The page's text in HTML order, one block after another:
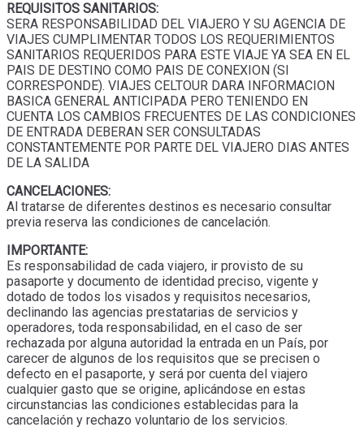
REQUISITOS SANITARIOS:
SERA RESPONSABILIDAD DEL VIAJERO Y SU AGENCIA DE
VIAJES CUMPLIMENTAR TODOS LOS REQUERIMIENTOS
SANITARIOS REQUERIDOS PARA ESTE VIAJE YA SEA EN EL
PAIS DE DESTINO COMO PAIS DE CONEXION (SI
CORRESPONDE). VIAJES CELTOUR DARA INFORMACION
BASICA GENERAL ANTICIPADA PERO TENIENDO EN
CUENTA LOS CAMBIOS FRECUENTES DE LAS CONDICIONES
DE ENTRADA DEBERAN SER CONSULTADAS
CONSTANTEMENTE POR PARTE DEL VIAJERO DIAS ANTES
DE LA SALIDA
CANCELACIONES:
Al tratarse de diferentes destinos es necesario consultar
previa reserva las condiciones de cancelación.
IMPORTANTE:
Es responsabilidad de cada viajero, ir provisto de su
pasaporte y documento de identidad preciso, vigente y
dotado de todos los visados y requisitos necesarios,
declinando las agencias prestatarias de servicios y
operadores, toda responsabilidad, en el caso de ser
rechazada por alguna autoridad la entrada en un País, por
carecer de algunos de los requisitos que se precisen o
defecto en el pasaporte, y será por cuenta del viajero
cualquier gasto que se origine, aplicándose en estas
circunstancias las condiciones establecidas para la
cancelación y rechazo voluntario de los servicios.